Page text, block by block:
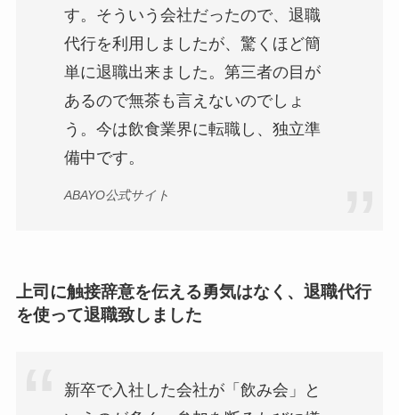
す。そういう会社だったので、退職
代行を利用しましたが、驚くほど簡
単に退職出来ました。第三者の目が
あるので無茶も言えないのでしょ
う。今は飲食業界に転職し、独立準
備中です。
ABAYO公式サイト
上司に触接辞意を伝える勇気はなく、退職代行
を使って退職致しました
新卒で入社した会社が「飲み会」と